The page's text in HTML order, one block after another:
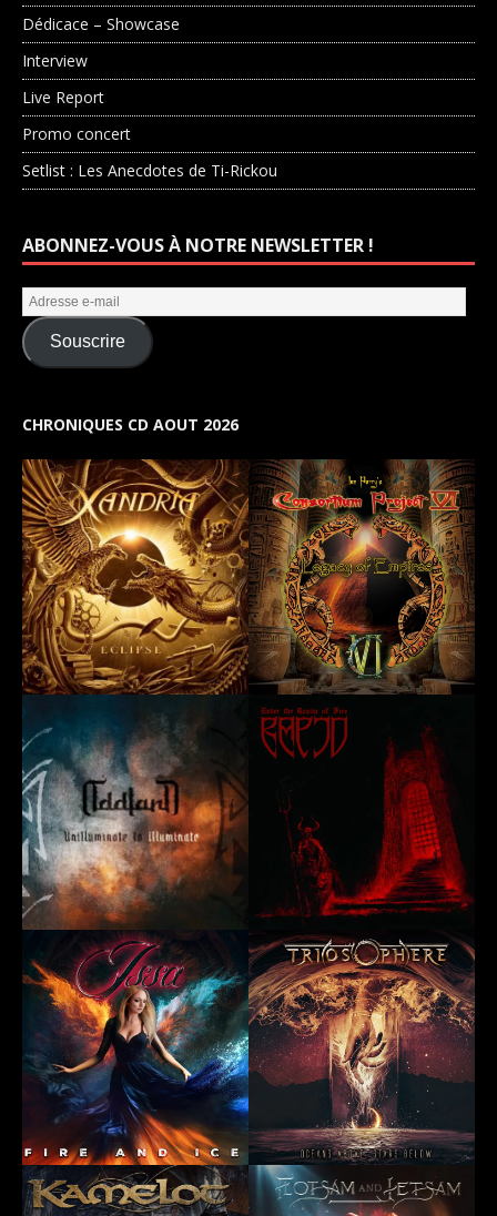
Dédicace – Showcase
Interview
Live Report
Promo concert
Setlist : Les Anecdotes de Ti-Rickou
ABONNEZ-VOUS À NOTRE NEWSLETTER !
Souscrire
CHRONIQUES CD AOUT 2026